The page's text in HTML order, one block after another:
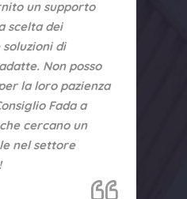
un supporto
scelta dei
di
Non posso
la loro pazienza
Fada a
cercano un
nel settore